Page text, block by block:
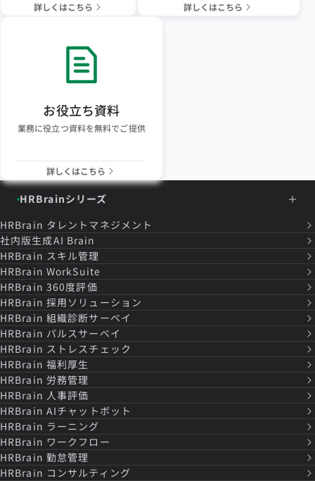
詳しくはこちら 詳しくはこちら
お役立ち資料
業務に役立つ資料を無料でご提供
詳しくはこちら
HRBrainシリーズ
HRBrain タレントマネジメント
社内版生成AI Brain
HRBrain スキル管理
HRBrain WorkSuite
HRBrain 360度評価
HRBrain 採用ソリューション
HRBrain 組織診断サーベイ
HRBrain パルスサーベイ
HRBrain ストレスチェック
HRBrain 福利厚生
HRBrain 労務管理
HRBrain 人事評価
HRBrain AIチャットボット
HRBrain ラーニング
HRBrain ワークフロー
HRBrain 勤怠管理
HRBrain コンサルティング